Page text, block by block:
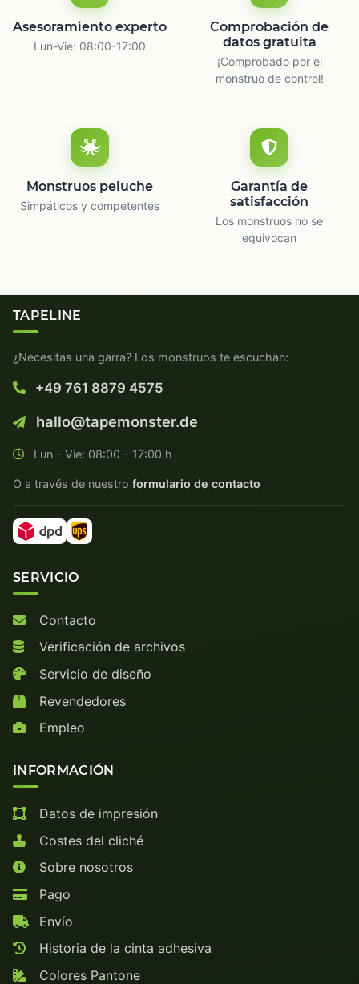
Asesoramiento experto
Lun-Vie: 08:00-17:00
Comprobación de
datos gratuita
¡Comprobado por el
monstruo de control!
Monstruos peluche
Simpáticos y competentes
Garantía de
satisfacción
Los monstruos no se
equivocan
TAPELINE
¿Necesitas una garra? Los monstruos te escuchan:
+49 761 8879 4575
hallo@tapemonster.de
Lun - Vie: 08:00 - 17:00 h
O a través de nuestro formulario de contacto
SERVICIO
Contacto
Verificación de archivos
Servicio de diseño
Revendedores
Empleo
INFORMACIÓN
Datos de impresión
Costes del cliché
Sobre nosotros
Pago
Envío
Historia de la cinta adhesiva
Colores Pantone